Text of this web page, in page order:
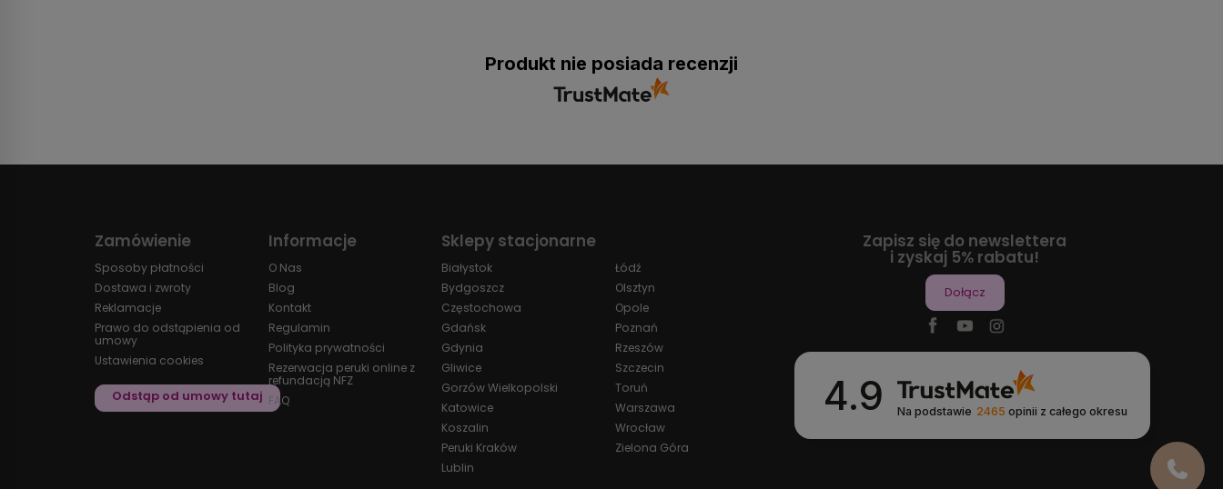
Produkt nie posiada recenzji
Zamówienie
Sposoby płatności
Dostawa i zwroty
Reklamacje
Prawo do odstąpienia od
umowy
Ustawienia cookies
Informacje
O Nas
Blog
Kontakt
Regulamin
Polityka prywatności
Rezerwacja peruki online z
refundacją NFZ
FAQ
Sklepy stacjonarne
Białystok
Bydgoszcz
Częstochowa
Gdańsk
Gdynia
Gliwice
Gorzów Wielkopolski
Katowice
Koszalin
Peruki Kraków
Lublin
Łódź
Olsztyn
Opole
Poznań
Rzeszów
Szczecin
Toruń
Warszawa
Wrocław
Zielona Góra
Zapisz się do newslettera
i zyskaj 5% rabatu!
Dołącz
4.9 Na podstawie 2465 opinii z całego okresu